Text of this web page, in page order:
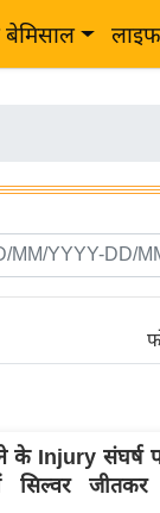
बेमिसाल
के Injury संघर्ष
जीतकर